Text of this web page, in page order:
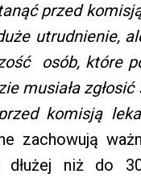
przed
utrudnienie,
osób, które
musiała
komisją
zachowują
niż do